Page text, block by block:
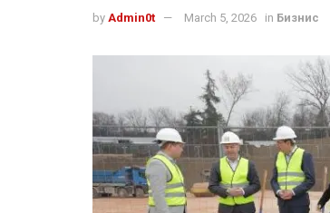
by Admin0t March 5, 2026 in Бизнис